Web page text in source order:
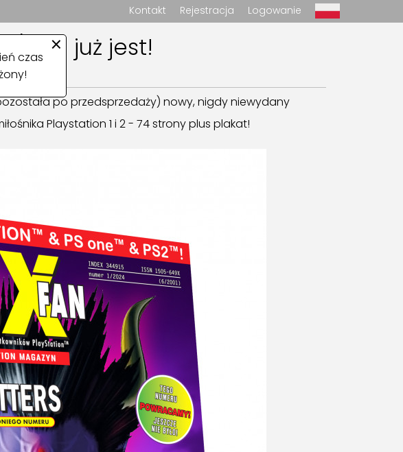
czas ×
Logowanie
Rejestracja
Kontakt
2001 już jest!
po przedsprzedaży) nowy, nigdy niewydany
Playstation 1 i 2 - 74 strony plus plakat!